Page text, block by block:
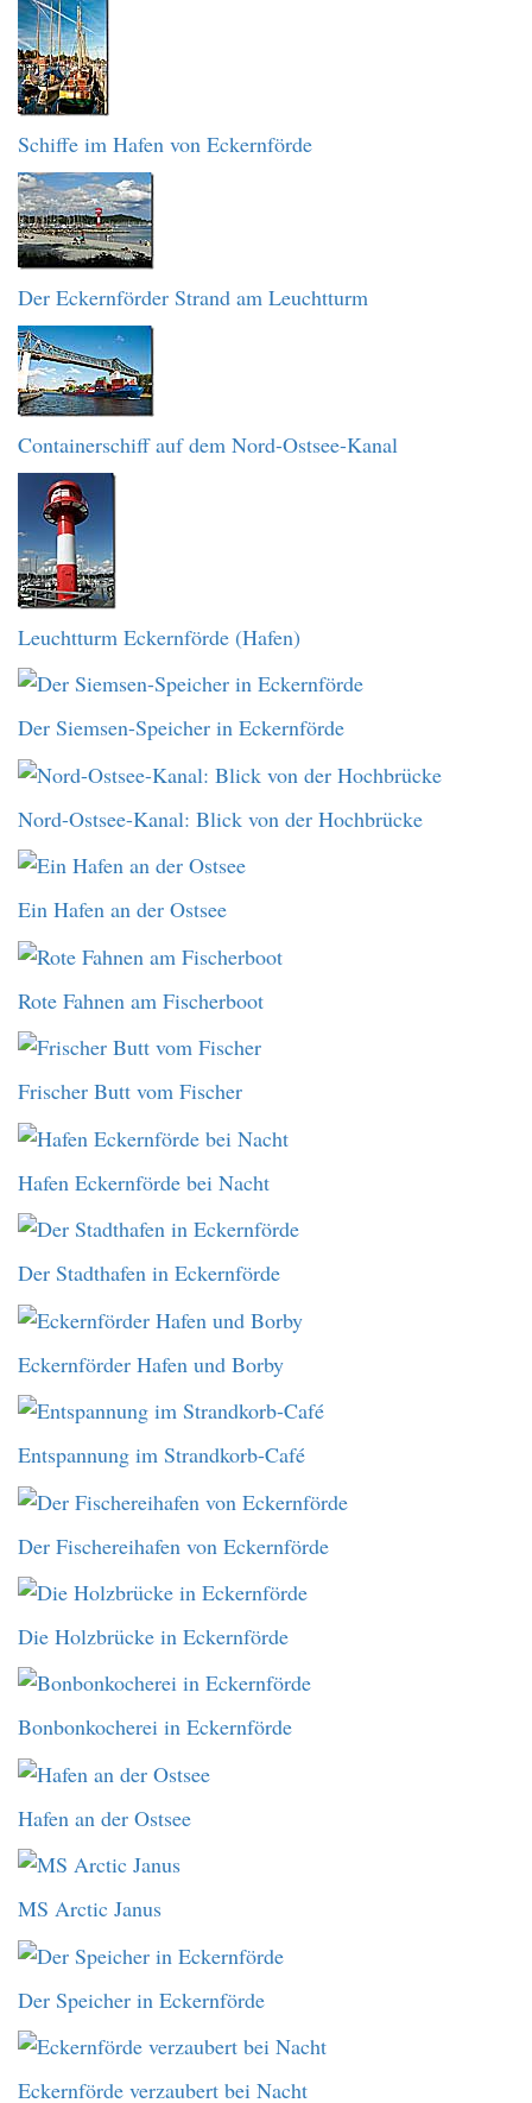
Schiffe im Hafen von Eckernförde
Der Eckernförder Strand am Leuchtturm
Containerschiff auf dem Nord-Ostsee-Kanal
Leuchtturm Eckernförde (Hafen)
Der Siemsen-Speicher in Eckernförde
Nord-Ostsee-Kanal: Blick von der Hochbrücke
Ein Hafen an der Ostsee
Rote Fahnen am Fischerboot
Frischer Butt vom Fischer
Hafen Eckernförde bei Nacht
Der Stadthafen in Eckernförde
Eckernförder Hafen und Borby
Entspannung im Strandkorb-Café
Der Fischereihafen von Eckernförde
Die Holzbrücke in Eckernförde
Bonbonkocherei in Eckernförde
Hafen an der Ostsee
MS Arctic Janus
Der Speicher in Eckernförde
Eckernförde verzaubert bei Nacht